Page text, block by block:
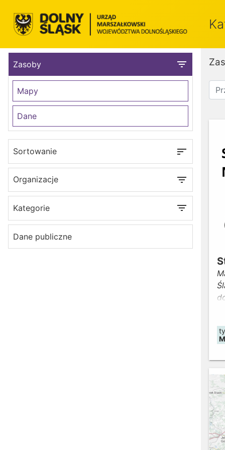
Zasoby filter_list
Mapy
Dane
Sortowanie sort
Organizacje filter_list
Kategorie filter_list
Dane publiczne